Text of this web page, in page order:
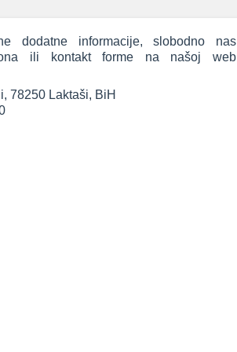
dodatne informacije, slobodno nas
ili kontakt forme na našoj web
78250 Laktaši, BiH